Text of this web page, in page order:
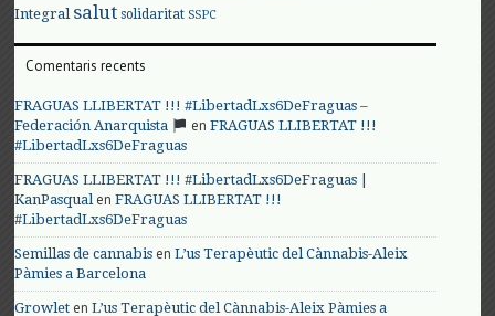
Integral salut solidaritat SSPC
Comentaris recents
FRAGUAS LLIBERTAT !!! #LibertadLxs6DeFraguas –
Federación Anarquista
enFRAGUAS LLIBERTAT !!!
#LibertadLxs6DeFraguas
FRAGUAS LLIBERTAT !!! #LibertadLxs6DeFraguas |
KanPasqualenFRAGUAS LLIBERTAT !!!
#LibertadLxs6DeFraguas
Semillas de cannabis enL’us Terapèutic del Cànnabis-Aleix
Pàmies a Barcelona
Growlet enL’us Terapèutic del Cànnabis-Aleix Pàmies a